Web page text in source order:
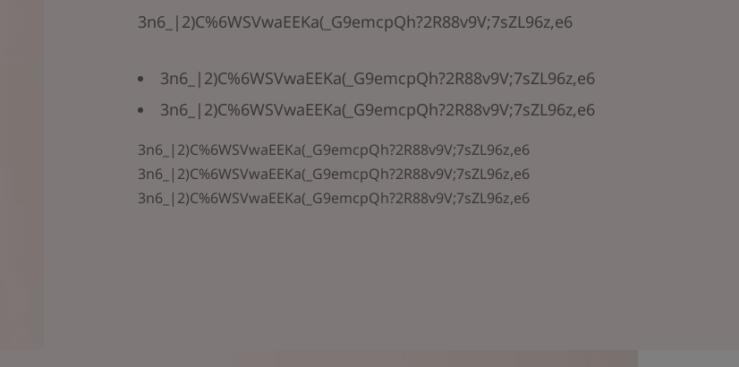
3n6_|2)C%6WSVwaEEKa(_G9emcpQh?2R88v9V;7sZL96z,e6
3n6_|2)C%6WSVwaEEKa(_G9emcpQh?2R88v9V;7sZL96z,e6
3n6_|2)C%6WSVwaEEKa(_G9emcpQh?2R88v9V;7sZL96z,e6
3n6_|2)C%6WSVwaEEKa(_G9emcpQh?2R88v9V;7sZL96z,e6
3n6_|2)C%6WSVwaEEKa(_G9emcpQh?2R88v9V;7sZL96z,e6
3n6_|2)C%6WSVwaEEKa(_G9emcpQh?2R88v9V;7sZL96z,e6